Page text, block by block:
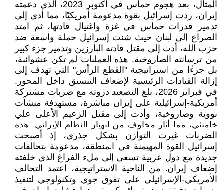
المثال، بعد هجوم حماس في أكتوبر 2023، الذي دعمته
إيران، ردت إسرائيل بقوة مدعومة أمريكيًا، مما أدى إلى
تدمير قدرات حماس في غزة واغتيال قادتها، ثم امتد
الصراع إلى لبنان حيث شنت إسرائيل حملة واسعة ضد
حزب الله، أدت إلى مقتل قادته البارزين وتدمير جزء كبير
من ترسانته الصاروخية. هذه العمليات لم تكن عشوائية،
بل جزءًا من استراتيجية "القطع الرأس" التي تهدف إلى
إزالة القيادات الرئيسية لإضعاف التنسيق داخل المحور.
في فبراير 2026، بلغ التصعيد ذروته مع ضربات مشتركة
أمريكية-إسرائيلية على إيران مباشرة، مستهدفة منشآت
نووية وصاروخية، وأدت إلى مقتل الزعيم الأعلى علي
خامنئي، مما أثار مخاوف من انهيار النظام الإيراني. هذه
الضربات غيرت التوازن بشكل جذري، إذ أصبحت
إسرائيل القوة المهيمنة في المنطقة، مدعومة بتحالفات
جديدة مع دول عربية تسعى إلى ملء الفراغ الذي خلفته
إضعاف إيران. من الناحية الاستراتيجية، اعتمد التحالف
الأمريكي-الإسرائيلي على تفوق جوي وتكنولوجي لتنفيذ